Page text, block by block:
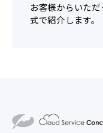
お客様からいた
式で紹介します。